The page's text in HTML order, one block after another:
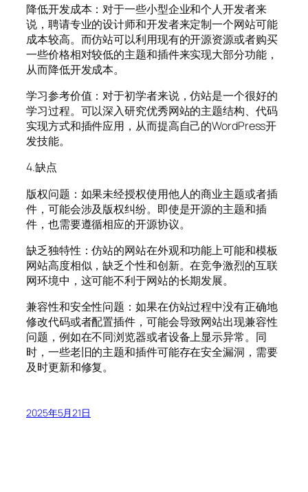
降低开发成本：对于一些小型企业和个人开发者来
说，聘请专业的设计师和开发者来定制一个网站可能
成本较高。而仿站可以利用现有的开源资源或者购买
一些价格相对较低的主题和插件来实现大部分功能，
从而降低开发成本。
学习参考价值：对于初学者来说，仿站是一个很好的
学习过程。可以深入研究优秀网站的主题结构、代码
实现方式和插件应用，从而提高自己的WordPress开
发技能。
4.缺点
版权问题：如果未经授权使用他人的商业主题或者插
件，可能会涉及版权纠纷。即使是开源的主题和插
件，也需要遵循相应的开源协议。
缺乏独特性：仿站的网站在外观和功能上可能和模板
网站高度相似，缺乏个性和创新。在竞争激烈的互联
网环境中，这可能不利于网站的长期发展。
兼容性和安全性问题：如果在仿站过程中没有正确地
修改代码或者配置插件，可能会导致网站出现兼容性
问题，例如在不同浏览器或者设备上显示异常。同
时，一些老旧的主题和插件可能存在安全漏洞，需要
及时更新和修复。
2025年5月21日